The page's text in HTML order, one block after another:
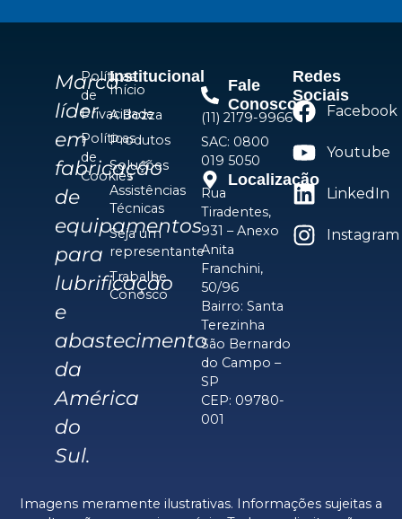
Marca
líder
em
fabricação
de
equipamentos
para
lubrificação
e
abastecimento
da
América
do
Sul.
Políticas
de
Privacidade
Políticas
de
Cookies
Institucional
Início
A Bozza
Produtos
Soluções
Assistências
Técnicas
Seja um
representante
Trabalhe
Conosco
Localização
Rua
Tiradentes,
931 – Anexo
Anita
Franchini,
50/96
Bairro: Santa
Terezinha
São Bernardo
do Campo –
SP
CEP: 09780-
001
Fale
Conosco
(11) 2179-9966
SAC: 0800
019 5050
Redes
Sociais
Facebook
Youtube
LinkedIn
Instagram
Imagens meramente ilustrativas. Informações sujeitas a